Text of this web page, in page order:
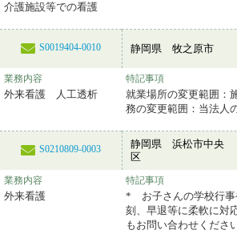
介護施設等での看護
S0019404-0010 静岡県 牧之原市
業務内容
外来看護 人工透析
特記事項
就業場所の変更範囲：
務の変更範囲：当法人
S0210809-0003
静岡県 浜松市中央
区
業務内容
外来看護
特記事項
* お子さんの学校行事
刻、早退等に柔軟に
もお問い合わせくださ